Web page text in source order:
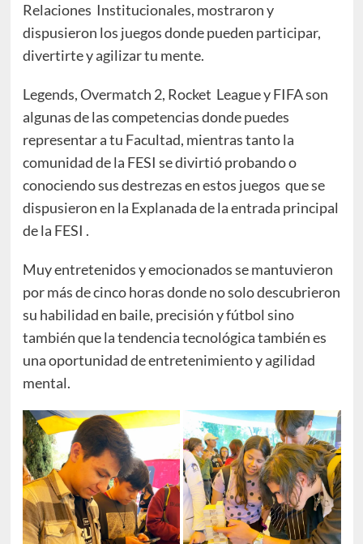
Relaciones Institucionales, mostraron y
dispusieron los juegos donde pueden participar,
divertirte y agilizar tu mente.
Legends, Overmatch 2, Rocket League y FIFA son
algunas de las competencias donde puedes
representar a tu Facultad, mientras tanto la
comunidad de la FESI se divirtió probando o
conociendo sus destrezas en estos juegos que se
dispusieron en la Explanada de la entrada principal
de la FESI .
Muy entretenidos y emocionados se mantuvieron
por más de cinco horas donde no solo descubrieron
su habilidad en baile, precisión y fútbol sino
también que la tendencia tecnológica también es
una oportunidad de entretenimiento y agilidad
mental.